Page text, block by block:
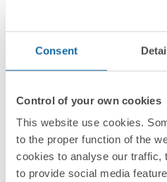
Consent
Control of your own cookies
This website use cookies.
to the proper function of the
cookies to analyse our traffic,
to provide social media
Titanio
Simon 82 Concept